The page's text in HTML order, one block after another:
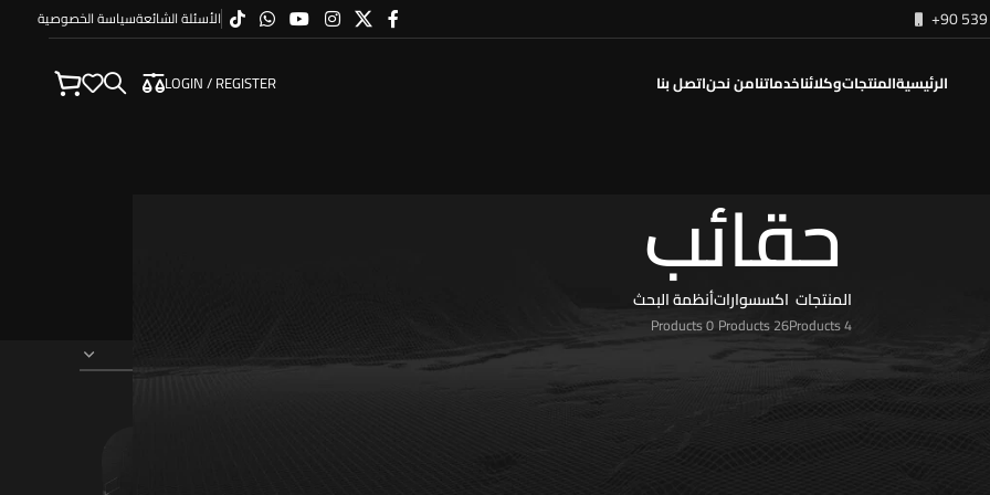
+90 الأسئلة الشائعةسياسة الخصوصية
الرئيسيةالمنتجاتوكلائناخدماتنامن نحناتصل بنا LOGIN / REGISTER
حقائب
المنتجات
4 Products
اكسسوارات
26 Products
أنظمة البحث
0 Products
الصفحة 3